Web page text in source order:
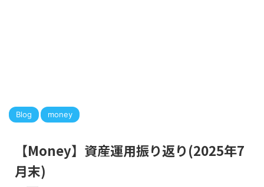
Blog money
【Money】資産運用振り返り(2025年7
月末)